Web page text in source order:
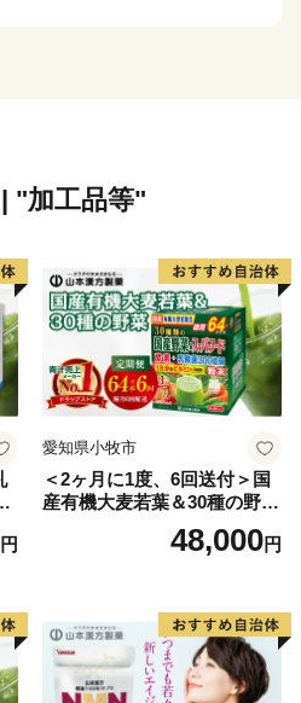
お礼の品をお送りします。
さい。
おりません。
ワンストップ特例申請書につ
度を目途に、お礼の品とは別
送付先】
"加工品等"
円
愛知県小牧市
＜2ヶ月に1度、6回送付＞国
産有機大麦若葉＆30種の野
菜 山本漢方 定期便
48,000円